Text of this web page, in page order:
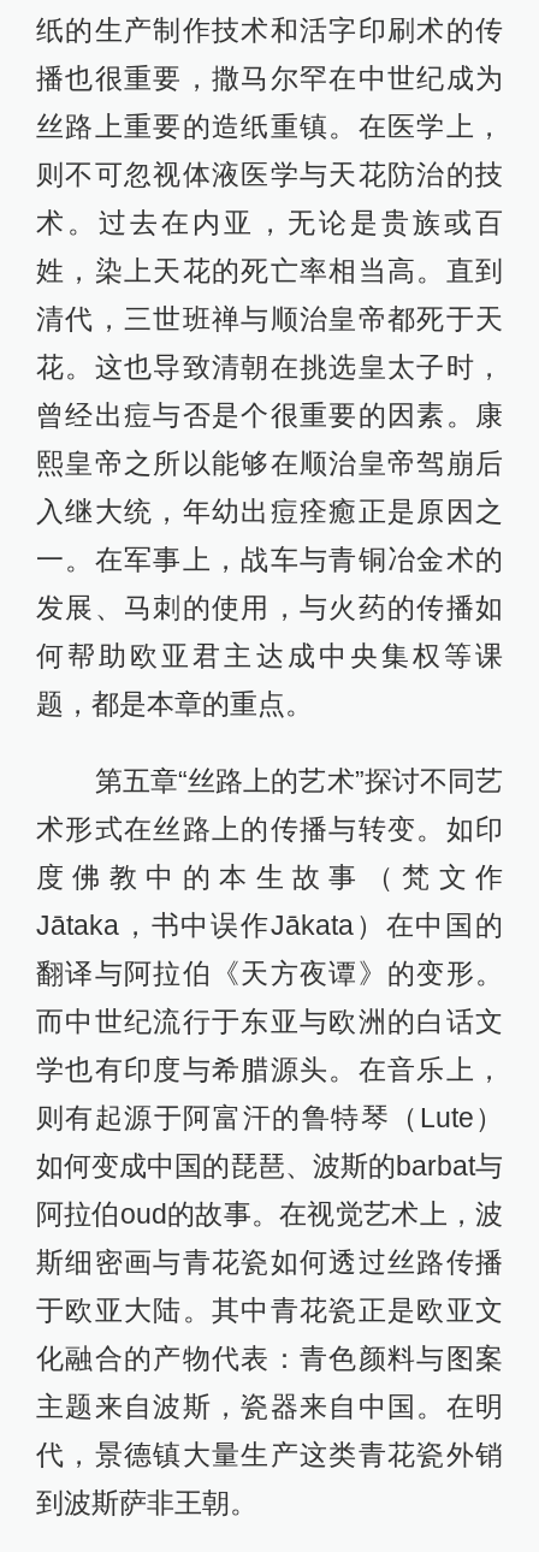
纸的生产制作技术和活字印刷术的传
播也很重要，撒马尔罕在中世纪成为
丝路上重要的造纸重镇。在医学上，
则不可忽视体液医学与天花防治的技
术。过去在内亚，无论是贵族或百
姓，染上天花的死亡率相当高。直到
清代，三世班禅与顺治皇帝都死于天
花。这也导致清朝在挑选皇太子时，
曾经出痘与否是个很重要的因素。康
熙皇帝之所以能够在顺治皇帝驾崩后
入继大统，年幼出痘痊癒正是原因之
一。在军事上，战车与青铜冶金术的
发展、马刺的使用，与火药的传播如
何帮助欧亚君主达成中央集权等课
题，都是本章的重点。
第五章“丝路上的艺术”探讨不同艺
术形式在丝路上的传播与转变。如印
度佛教中的本生故事（梵文作
Jātaka，书中误作Jākata）在中国的
翻译与阿拉伯《天方夜谭》的变形。
而中世纪流行于东亚与欧洲的白话文
学也有印度与希腊源头。在音乐上，
则有起源于阿富汗的鲁特琴（Lute）
如何变成中国的琵琶、波斯的barbat与
阿拉伯oud的故事。在视觉艺术上，波
斯细密画与青花瓷如何透过丝路传播
于欧亚大陆。其中青花瓷正是欧亚文
化融合的产物代表：青色颜料与图案
主题来自波斯，瓷器来自中国。在明
代，景德镇大量生产这类青花瓷外销
到波斯萨非王朝。